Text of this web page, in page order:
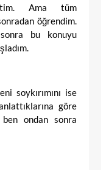
Ama tüm
öğrendim.
bu konuyu
soykırımını ise
göre
ondan sonra